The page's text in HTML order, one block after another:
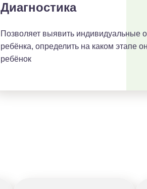
Диагностика
Позволяет выявить индивидуальные
ребёнка, определить на каком этапе
ребёнок